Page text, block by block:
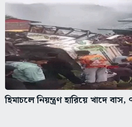
হিমাচলে নিয়ন্ত্রণ হারিয়ে খাদে